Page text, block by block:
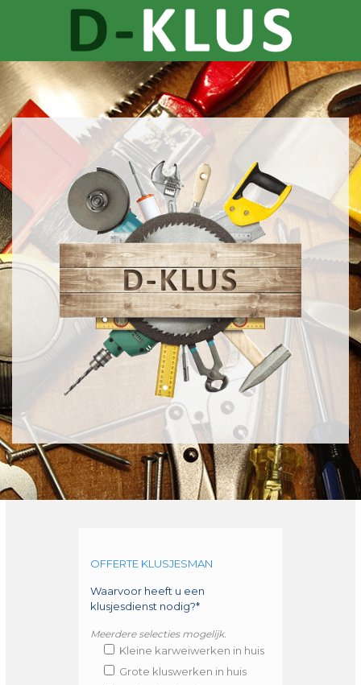
OFFERTE KLUSJESMAN
Waarvoor heeft u een
klusjesdienst nodig?*
Meerdere selecties mogelijk.
Kleine karweiwerken in huis
Grote kluswerken in huis